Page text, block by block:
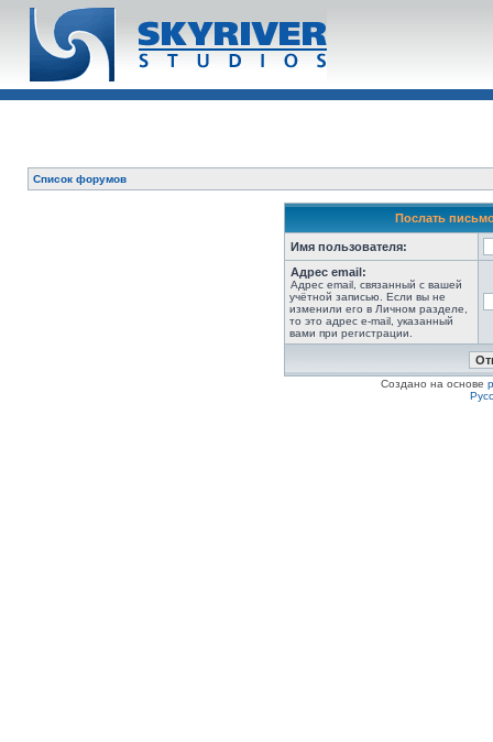
Список форумов
Послать
Имя пользователя:
Адрес email:
Адрес email, связанный с вашей
учётной записью. Если вы не
изменили его в Личном разделе,
то это адрес e-mail, указанный
вами при регистрации.
Создано на основе